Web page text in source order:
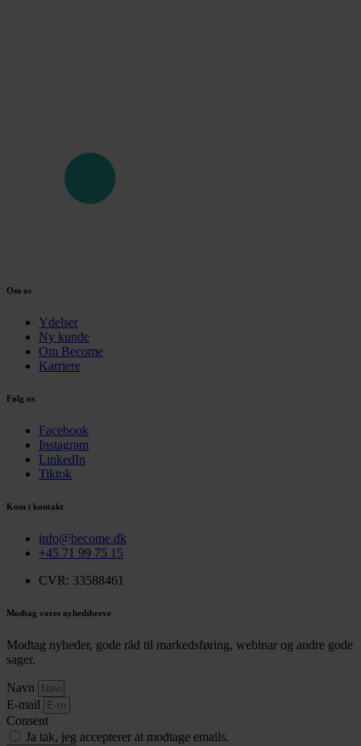
Om os
Ydelser
Ny kunde
Om Become
Karriere
Følg os
Facebook
Instagram
LinkedIn
Tiktok
Kom i kontakt
info@become.dk
+45 71 99 75 15
CVR: 33588461
Modtag vores nyhedsbreve
Modtag nyheder, gode råd til markedsføring, webinar og andre gode
sager.
Navn
E-mail
Consent
Ja tak, jeg accepterer at modtage emails.